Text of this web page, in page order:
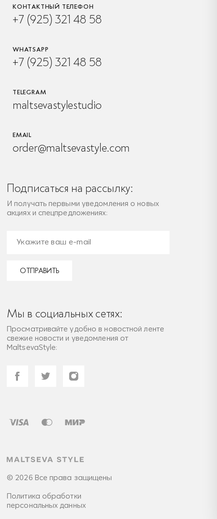
КОНТАКТНЫЙ ТЕЛЕФОН
+7 (925) 321 48 58
WHATSAPP
+7 (925) 321 48 58
TELEGRAM
maltsevastylestudio
EMAIL
order@maltsevastyle.com
Подписаться на рассылку:
И получать первыми уведомления о новых
акциях и спецпредложениях:
ОТПРАВИТЬ
Мы в социальных сетях:
Просматривайте удобно в новостной ленте
свежие новости и уведомления от
MaltsevaStyle:
© 2026 Все права защищены
Политика обработки
персональных данных